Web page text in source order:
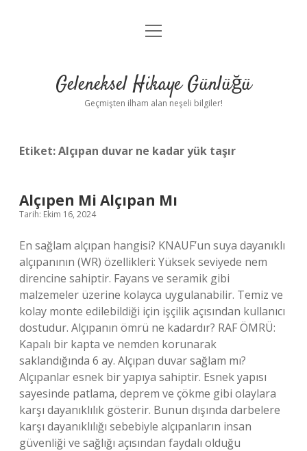
Anasayfa
Yasal Uyarı
menüyü
Geleneksel Hikaye Günlüğü
Geçmişten ilham alan neşeli bilgiler!
Etiket:Alçıpan duvar ne kadar yük taşır
Alçıpen Mi Alçıpan Mı
Tarih: Ekim 16, 2024
En sağlam alçıpan hangisi? KNAUF’un suya dayanıklı
alçıpanının (WR) özellikleri: Yüksek seviyede nem
direncine sahiptir. Fayans ve seramik gibi
malzemeler üzerine kolayca uygulanabilir. Temiz ve
kolay monte edilebildiği için işçilik açısından kullanıcı
dostudur. Alçıpanın ömrü ne kadardır? RAF ÖMRÜ:
Kapalı bir kapta ve nemden korunarak
saklandığında 6 ay. Alçıpan duvar sağlam mı?
Alçıpanlar esnek bir yapıya sahiptir. Esnek yapısı
sayesinde patlama, deprem ve çökme gibi olaylara
karşı dayanıklılık gösterir. Bunun dışında darbelere
karşı dayanıklılığı sebebiyle alçıpanların insan
güvenliği ve sağlığı açısından faydalı olduğu